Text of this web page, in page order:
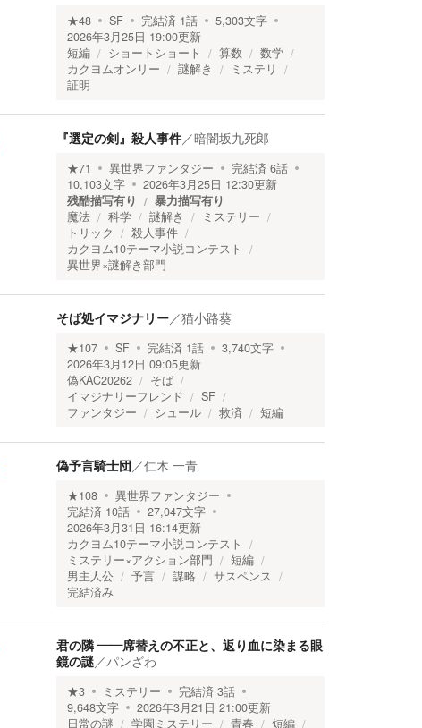
★48 SF 完結済 1話 5,303文字
2026年3月25日 19:00更新
短編
ショートショート 算数
数学
カクヨムオンリー
謎解き
ミステリ
証明
『選定の剣』殺人事件／暗闇坂九死郎
★71 異世界ファンタジー 完結済 6話
10,103文字 2026年3月25日 12:30更新
残酷描写有り
暴力描写有り
魔法
科学 謎解き
ミステリー
トリック
殺人事件
カクヨム10テーマ小説コンテスト
異世界×謎解き部門
そば処イマジナリー／猫小路葵
★107 SF 完結済 1話 3,740文字
2026年3月12日 09:05更新
偽KAC20262
そば
イマジナリーフレンド
SF
ファンタジー
シュール 救済 短編
偽予言騎士団／仁木 一青
★108
異世界ファンタジー
完結済 10話 27,047文字
2026年3月31日 16:14更新
カクヨム10テーマ小説コンテスト
ミステリー×アクション部門
短編
男主人公
予言 謀略
サスペンス
完結済み
君の隣 ――席替えの不正と、返り血に染まる眼
鏡の謎／パンざわ
★3 ミステリー 完結済 3話
9,648文字 2026年3月21日 21:00更新
日常の謎
学園ミステリー 青春 短編